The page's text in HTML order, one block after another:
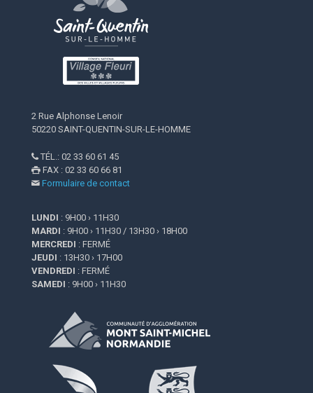
2 Rue Alphonse Lenoir
50220 SAINT-QUENTIN-SUR-LE-HOMME
 TÉL.: 02 33 60 61 45
 FAX : 02 33 60 66 81
 Formulaire de contact
LUNDI : 9H00 › 11H30
MARDI : 9H00 › 11H30 / 13H30 › 18H00
MERCREDI : FERMÉ
JEUDI : 13H30 › 17H00
VENDREDI : FERMÉ
SAMEDI : 9H00 › 11H30